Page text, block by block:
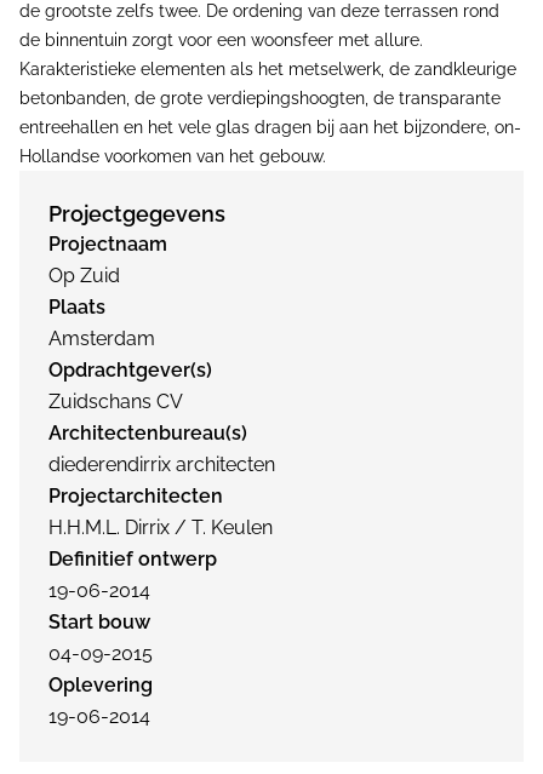
de grootste zelfs twee. De ordening van deze terrassen rond
de binnentuin zorgt voor een woonsfeer met allure.
Karakteristieke elementen als het metselwerk, de zandkleurige
betonbanden, de grote verdiepingshoogten, de transparante
entreehallen en het vele glas dragen bij aan het bijzondere, on-
Hollandse voorkomen van het gebouw.
Projectgegevens
Projectnaam
Op Zuid
Plaats
Amsterdam
Opdrachtgever(s)
Zuidschans CV
Architectenbureau(s)
diederendirrix architecten
Projectarchitecten
H.H.M.L. Dirrix / T. Keulen
Definitief ontwerp
19-06-2014
Start bouw
04-09-2015
Oplevering
19-06-2014